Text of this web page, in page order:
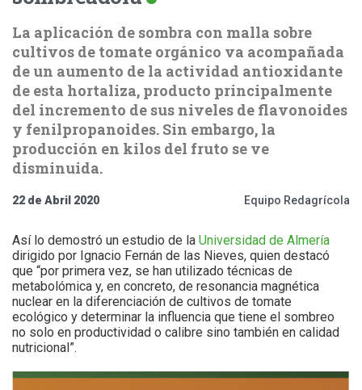
La aplicación de sombra con malla sobre
cultivos de tomate orgánico va acompañada
de un aumento de la actividad antioxidante
de esta hortaliza, producto principalmente
del incremento de sus niveles de flavonoides
y fenilpropanoides. Sin embargo, la
producción en kilos del fruto se ve
disminuida.
22 de Abril 2020 Equipo Redagrícola
Así lo demostró un estudio de la Universidad de Almería
dirigido por Ignacio Fernán de las Nieves, quien destacó
que “por primera vez, se han utilizado técnicas de
metabolómica y, en concreto, de resonancia magnética
nuclear en la diferenciación de cultivos de tomate
ecológico y determinar la influencia que tiene el sombreo
no solo en productividad o calibre sino también en calidad
nutricional”.